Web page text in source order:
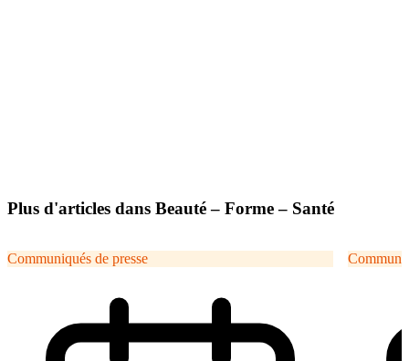
Plus d'articles dans Beauté – Forme – Santé
Communiqués de presse